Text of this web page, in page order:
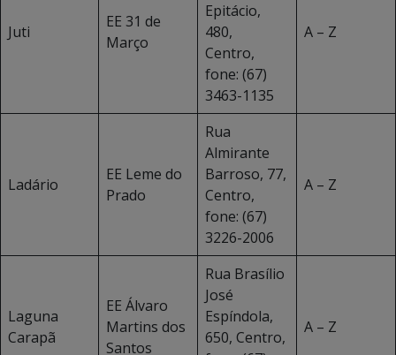
Juti
EE 31 de
Março
Epitácio,
480,
Centro,
fone: (67)
3463-1135
A – Z
Ladário
EE Leme do
Prado
Rua
Almirante
Barroso, 77,
Centro,
fone: (67)
3226-2006
A – Z
Laguna
Carapã
EE Álvaro
Martins dos
Santos
Rua Brasílio
José
Espíndola,
650, Centro,
A – Z